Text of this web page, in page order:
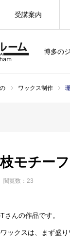
博多の
受講案内
ワックス制作
モチー
閲覧数：23
さんの作品です。
ックスは、まず盛り